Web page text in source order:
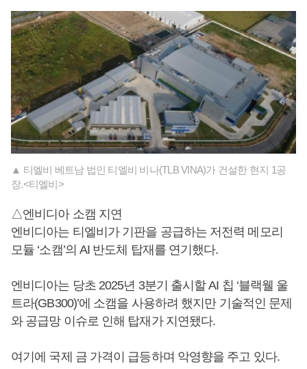
▲ 티엘비 베트남 법인 티엘비 비나(TLB VINA)가 건설한 현지 1공
장.<티엘비>
△엔비디아 소캠 지연
엔비디아는 티엘비가 기판을 공급하는 저전력 메모리
모듈 ‘소캠’의 AI 반도체 탑재를 연기했다.
엔비디아는 당초 2025년 3분기 출시할 AI 칩 ‘블랙웰 울
트라(GB300)’에 소캠을 사용하려 했지만 기술적인 문제
와 공급망 이슈로 인해 탑재가 지연됐다.
여기에 국제 금 가격이 급등하며 악영향을 주고 있다.